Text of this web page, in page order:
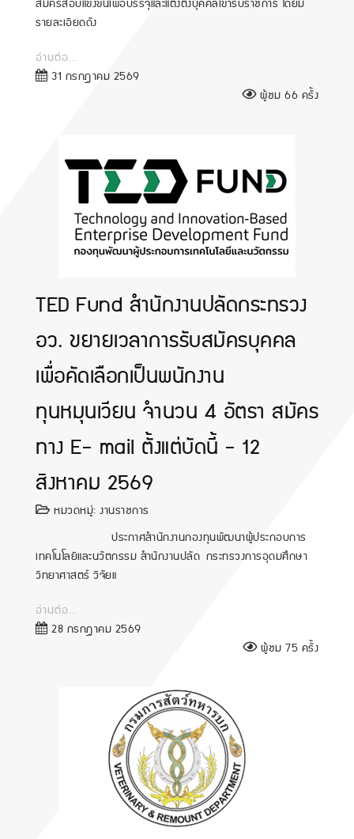
สมัครสอบแข่งขันเพื่อบรรจุและแต่งตั้งบุคคลเข้ารับราชการ โดยมี
รายละเอียดดัง
อ่านต่อ...
31 กรกฎาคม 2569
ผู้ชม 66 ครั้ง
TED Fund สำนักงานปลัดกระทรวง
อว. ขยายเวลาการรับสมัครบุคคล
เพื่อคัดเลือกเป็นพนักงาน
ทุนหมุนเวียน จำนวน 4 อัตรา สมัคร
ทาง E- mail ตั้งแต่บัดนี้ - 12
สิงหาคม 2569
หมวดหมู่: งานราชการ
ประกาศสำนักงานกองทุนพัฒนาผู้ประกอบการ
เทคโนโลยีและนวัตกรรม สำนักงานปลัด กระทรวงการอุดมศึกษา
วิทยาศาสตร์ วิจัยแ
อ่านต่อ...
28 กรกฎาคม 2569
ผู้ชม 75 ครั้ง